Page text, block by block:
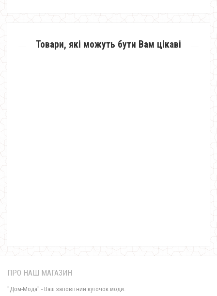
Товари, які можуть бути Вам цікаві
ПРО НАШ МАГАЗИН
"Дом-Мода" - Ваш заповітний куточок моди.